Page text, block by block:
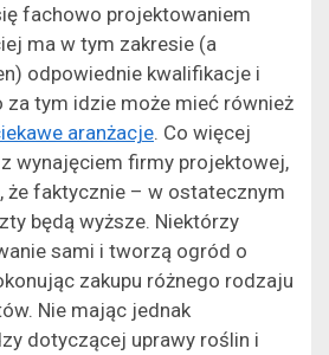
fachowo projektowaniem
ma w tym zakresie (a
odpowiednie kwalifikacje i
za tym idzie może mieć również
aranżacje. Co więcej
wynajęciem firmy projektowej,
że faktycznie – w ostatecznym
będą wyższe. Niektórzy
sami i tworzą ogród o
zakupu różnego rodzaju
Nie mając jednak
dotyczącej uprawy roślin i